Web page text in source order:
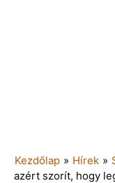
Kezdőlap » Hírek »
azért szorít, hogy